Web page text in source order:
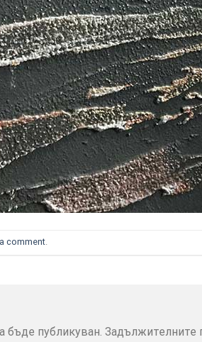
comment
бъде публикуван. Задължителните